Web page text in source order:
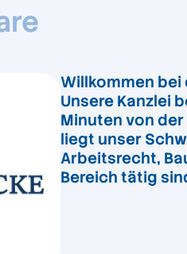
Willkommen bei
Unsere Kanzlei
Minuten von
liegt unser
Arbeitsrecht,
Bereich tätig